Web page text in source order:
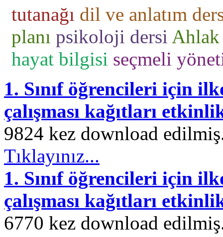
tutanağı dil ve anlatım
planı psikoloji dersi Ahlak
hayat bilgisi seçmeli
1. Sınıf öğrencileri için
çalışması kağıtları
9824 kez download
Tıklayınız...
1. Sınıf öğrencileri için
çalışması kağıtları
6770 kez download